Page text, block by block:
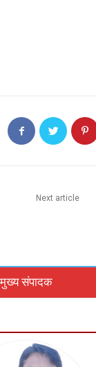
Next article
मुख्य संपादक